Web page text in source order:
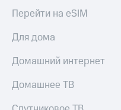
Перейти на eSIM
Для дома
Домашний интернет
Домашнее ТВ